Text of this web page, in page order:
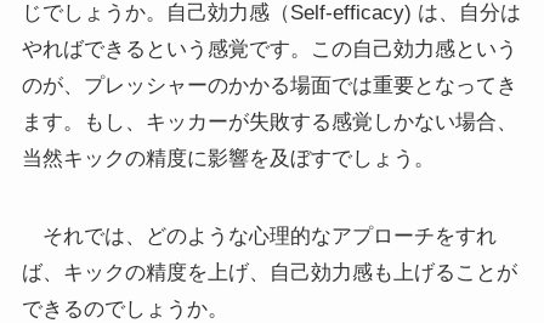
じでしょうか。自己効力感（Self-efficacy) は、自分は
やればできるという感覚です。この自己効力感という
のが、プレッシャーのかかる場面では重要となってき
ます。もし、キッカーが失敗する感覚しかない場合、
当然キックの精度に影響を及ぼすでしょう。
それでは、どのような心理的なアプローチをすれ
ば、キックの精度を上げ、自己効力感も上げることが
できるのでしょうか。